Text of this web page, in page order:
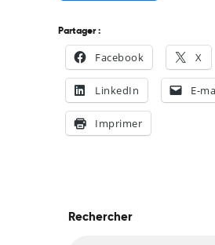
Partager :
Facebook X
LinkedIn E-
Imprimer
Rechercher